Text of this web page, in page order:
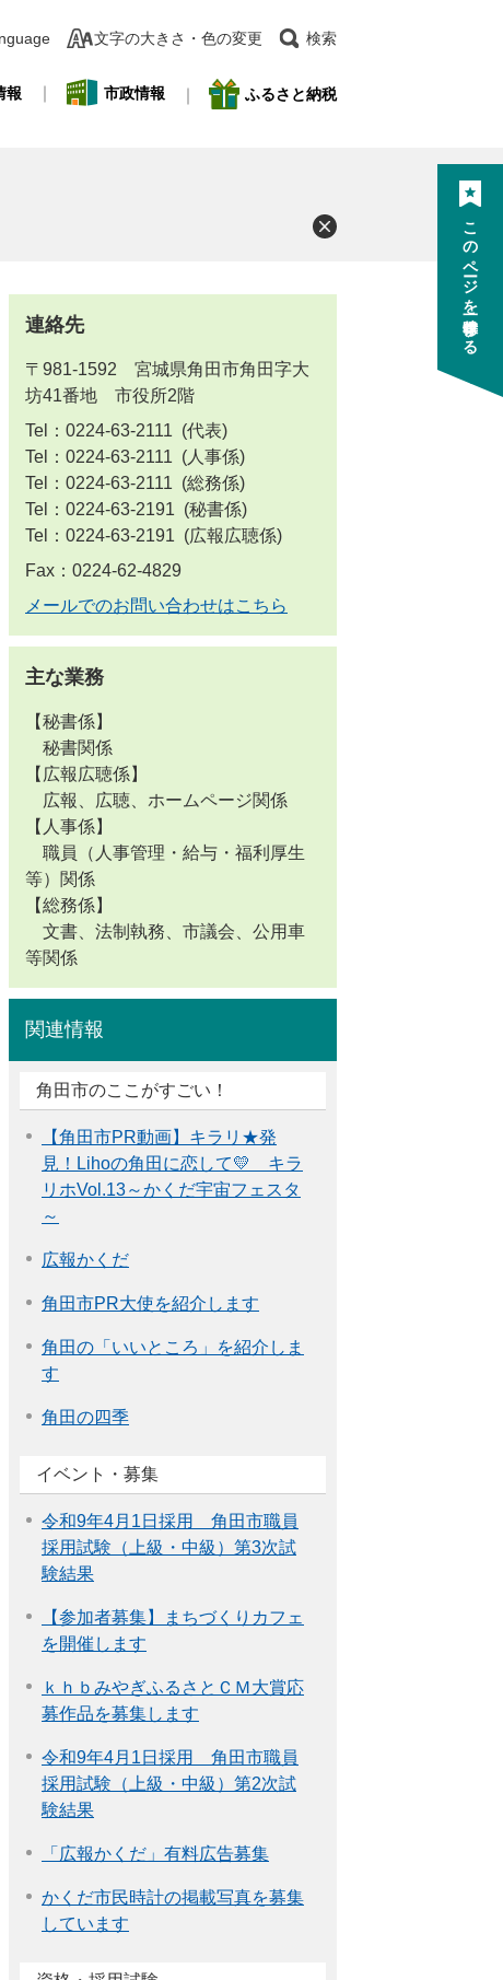
文字の大きさ・色の変更 検索
報 市政情報 ふるさと納税
連絡先
〒981-1592 宮城県角田市角田字大
坊41番地 市役所2階
Tel：0224-63-2111
代表
Tel：0224-63-2111
人事係
Tel：0224-63-2111
総務係
Tel：0224-63-2191
秘書係
Tel：0224-63-2191
広報広聴係
Fax：0224-62-4829
メールでのお問い合わせはこちら
主な業務
【秘書係】
秘書関係
【広報広聴係】
広報、広聴、ホームページ関係
【人事係】
職員（人事管理・給与・福利厚生
等）関係
【総務係】
文書、法制執務、市議会、公用車
等関係
関連情報
角田市のここがすごい！
【角田市PR動画】キラリ★発
見！Lihoの角田に恋して💛 キラ
リホVol.13～かくだ宇宙フェスタ
～
広報かくだ
角田市PR大使を紹介します
角田の「いいところ」を紹介しま
す
角田の四季
イベント・募集
令和9年4月1日採用 角田市職員
採用試験（上級・中級）第3次試
験結果
【参加者募集】まちづくりカフェ
を開催します
ｋｈｂみやぎふるさとＣＭ大賞応
募作品を募集します
令和9年4月1日採用 角田市職員
採用試験（上級・中級）第2次試
験結果
「広報かくだ」有料広告募集
かくだ市民時計の掲載写真を募集
しています
このページを一時保存する